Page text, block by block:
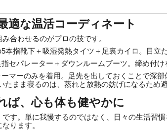
適な温活コーディネート
合わせるのがプロの技です。
本指靴下＋吸湿発熱タイツ＋足裏カイロ。目立
指セパレーター＋ダウンルームブーツ。締め付け
マーのみを着用。足先を出しておくことで深
たまま寝るのは、蒸れと放熱の妨げになるため避
ば、心も体も健やかに
す。単に我慢するのではなく、日々の生活習
ります。